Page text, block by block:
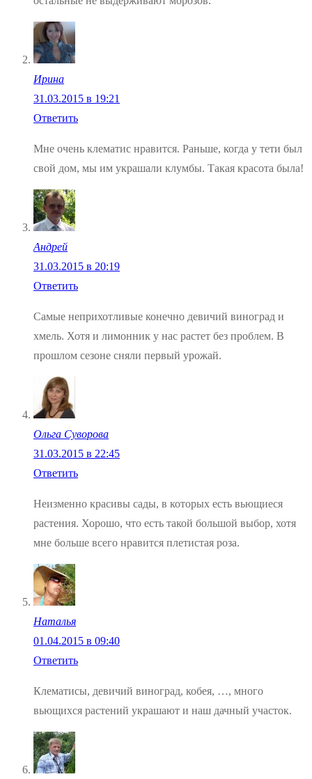
Ирина
31.03.2015 в 19:21
Ответить
Мне очень клематис нравится. Раньше, когда у тети был
свой дом, мы им украшали клумбы. Такая красота была!
Андрей
31.03.2015 в 20:19
Ответить
Самые неприхотливые конечно девичий виноград и
хмель. Хотя и лимонник у нас растет без проблем. В
прошлом сезоне сняли первый урожай.
Ольга Суворова
31.03.2015 в 22:45
Ответить
Неизменно красивы сады, в которых есть вьющиеся
растения. Хорошо, что есть такой большой выбор, хотя
мне больше всего нравится плетистая роза.
Наталья
01.04.2015 в 09:40
Ответить
Клематисы, девичий виноград, кобея, …, много
вьющихся растений украшают и наш дачный участок.